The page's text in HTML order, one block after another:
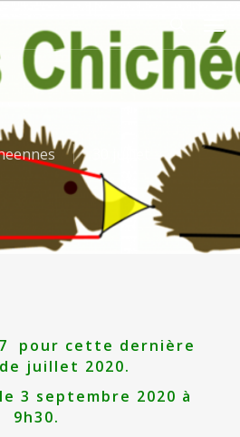
search
pour cette dernière
juillet 2020.
3 septembre 2020 à
9h30.